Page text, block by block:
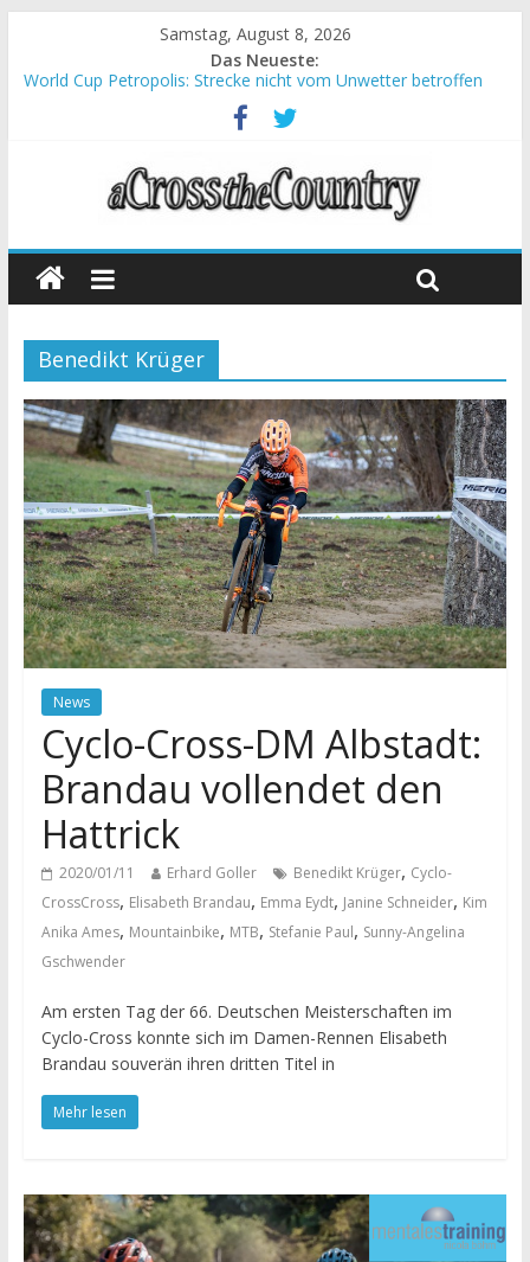
Samstag, August 8, 2026
Das Neueste:
World Cup Petropolis: Strecke nicht vom Unwetter betroffen
Krumbach und Obergessertshausen: Mountainbike-Bundesliga
Supercup Massi Banyoles: Siege für Carod und Richards
Halbzeit beim Andalucia Bike Race: Weltmeister Seewald führt
Chelva: Schweizer Doppelsieg beim ersten XCO-Rennen der
Benedikt Krüger
News
Cyclo-Cross-DM Albstadt:
Brandau vollendet den
Hattrick
2020/01/11 Erhard Goller Benedikt Krüger, Cyclo-
CrossCross, Elisabeth Brandau, Emma Eydt, Janine Schneider, Kim
Anika Ames, Mountainbike, MTB, Stefanie Paul, Sunny-Angelina
Gschwender
Am ersten Tag der 66. Deutschen Meisterschaften im
Cyclo-Cross konnte sich im Damen-Rennen Elisabeth
Brandau souverän ihren dritten Titel in
Mehr lesen